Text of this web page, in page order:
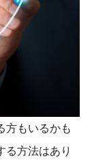
方もいるかも
る方法はあり